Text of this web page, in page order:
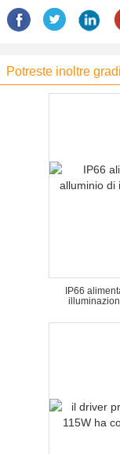
Potreste inoltre
IP66